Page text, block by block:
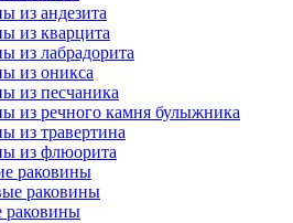
из андезита
из кварцита
из лабрадорита
из оникса
из песчаника
из речного камня булыжника
из травертина
из флюорита
раковины
раковины